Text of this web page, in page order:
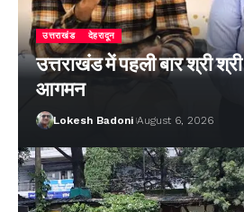
उत्तराखंड देहरादून
उत्तराखंड में पहली बार श्री
आगमन
Lokesh Badoni August 6, 2026